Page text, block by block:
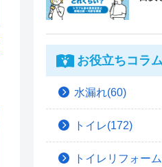
お役立ちコラム
水漏れ(60)
トイレ(172)
トイレリフォー